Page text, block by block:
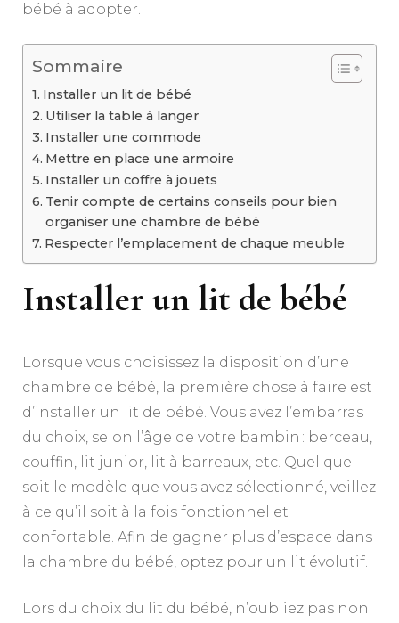
bébé à adopter.
Sommaire
Installer un lit de bébé
Utiliser la table à langer
Installer une commode
Mettre en place une armoire
Installer un coffre à jouets
Tenir compte de certains conseils pour bien
organiser une chambre de bébé
Respecter l’emplacement de chaque meuble
Installer un lit de bébé
Lorsque vous choisissez la disposition d’une
chambre de bébé, la première chose à faire est
d’installer un lit de bébé. Vous avez l’embarras
du choix, selon l’âge de votre bambin : berceau,
couffin, lit junior, lit à barreaux, etc. Quel que
soit le modèle que vous avez sélectionné, veillez
à ce qu’il soit à la fois fonctionnel et
confortable. Afin de gagner plus d’espace dans
la chambre du bébé, optez pour un lit évolutif.
Lors du choix du lit du bébé, n’oubliez pas non